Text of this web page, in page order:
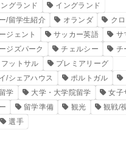
グランド
イングランド
/留学生紹介
オランダ
ク
ジェント
サッカー英語
サ
ジズパーク
チェルシー チ
フットサル
プレミアリーグ
/シェアハウス
ポルトガル
学
大学・大学院留学
女子
留学準備 観光
観戦/
選手